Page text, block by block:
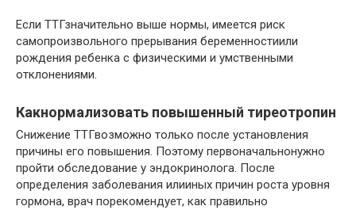
Если ТТГзначительно выше нормы, имеется риск
самопроизвольного прерывания беременностиили
рождения ребенка с физическими и умственными
отклонениями.
Какнормализовать повышенный тиреотропин
Снижение ТТГвозможно только после установления
причины его повышения. Поэтому первоначальнонужно
пройти обследование у эндокринолога. После
определения заболевания илииных причин роста уровня
гормона, врач порекомендует, как правильно